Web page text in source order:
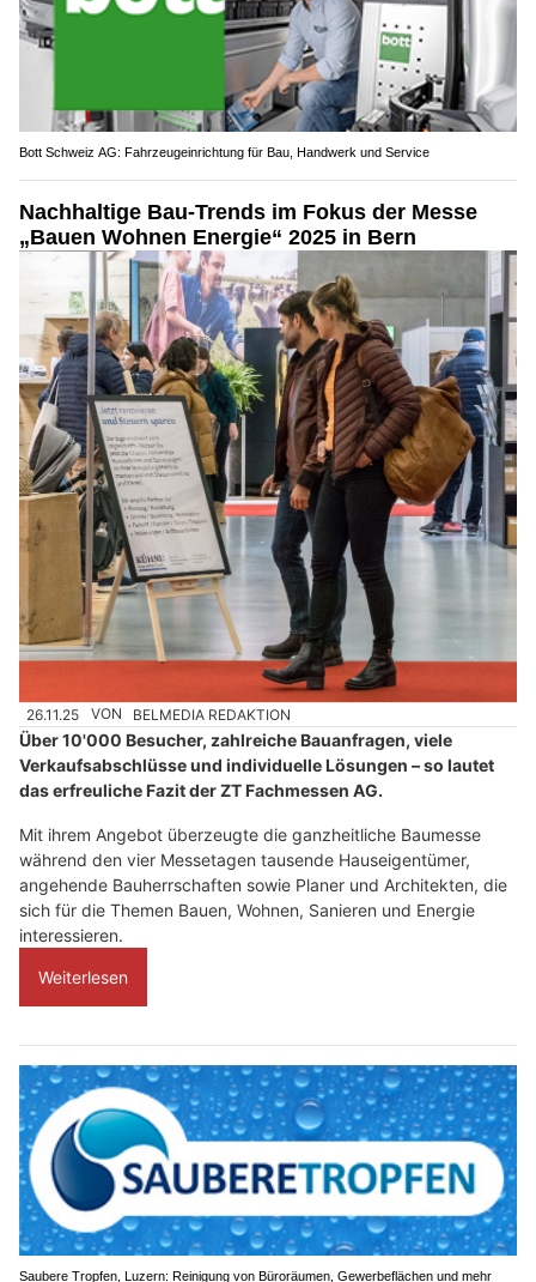
Bott Schweiz AG: Fahrzeugeinrichtung für Bau, Handwerk und Service
Nachhaltige Bau-Trends im Fokus der Messe
„Bauen Wohnen Energie“ 2025 in Bern
26.11.25 VON BELMEDIA REDAKTION
Über 10'000 Besucher, zahlreiche Bauanfragen, viele
Verkaufsabschlüsse und individuelle Lösungen – so lautet
das erfreuliche Fazit der ZT Fachmessen AG.
Mit ihrem Angebot überzeugte die ganzheitliche Baumesse
während den vier Messetagen tausende Hauseigentümer,
angehende Bauherrschaften sowie Planer und Architekten, die
sich für die Themen Bauen, Wohnen, Sanieren und Energie
interessieren.
Weiterlesen
Saubere Tropfen, Luzern: Reinigung von Büroräumen, Gewerbeflächen und mehr